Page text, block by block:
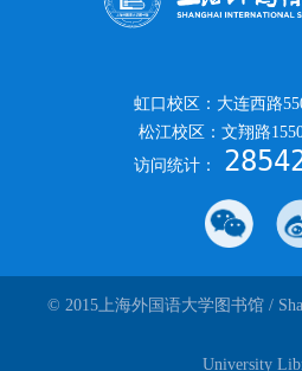
虹口校区：大连西路
松江校区：文翔路
访问统计：
© 2015上海外国语大学图书馆 /
University